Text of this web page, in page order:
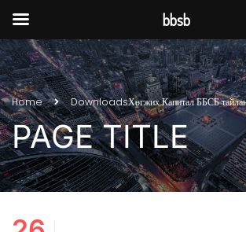
Home DownloadsХөгжих Капитал ББСБ
PAGE TITLE
bbsb